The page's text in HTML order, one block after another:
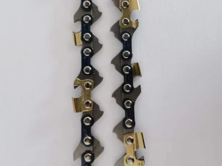
media 0 ponnahdusikkunassa